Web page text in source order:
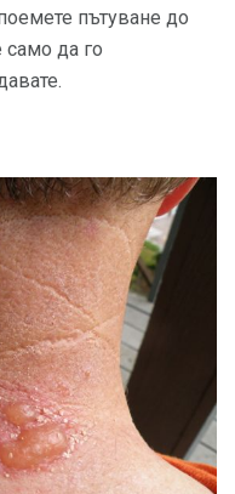
пътуване до
само да го